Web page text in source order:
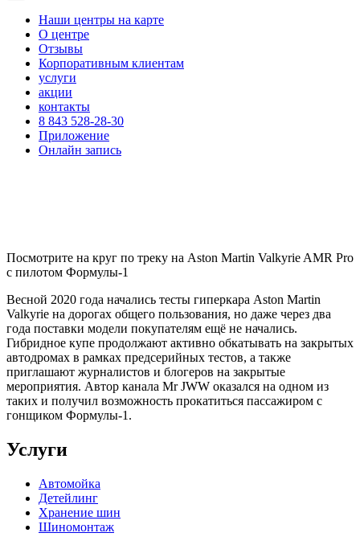
Наши центры на карте
О центре
Отзывы
Корпоративным клиентам
услуги
акции
контакты
8 843 528-28-30
Приложение
Онлайн запись
Посмотрите на круг по треку на Aston Martin Valkyrie AMR Pro
с пилотом Формулы-1
Весной 2020 года начались тесты гиперкара Aston Martin
Valkyrie на дорогах общего пользования, но даже через два
года поставки модели покупателям ещё не начались.
Гибридное купе продолжают активно обкатывать на закрытых
автодромах в рамках предсерийных тестов, а также
приглашают журналистов и блогеров на закрытые
мероприятия. Автор канала Mr JWW оказался на одном из
таких и получил возможность прокатиться пассажиром с
гонщиком Формулы-1.
Услуги
Автомойка
Детейлинг
Хранение шин
Шиномонтаж